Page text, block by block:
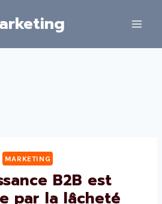
MARKETING
B2B est
par la lâcheté